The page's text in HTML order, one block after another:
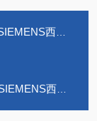
2QT16-0AA0
1CR60-0AA1